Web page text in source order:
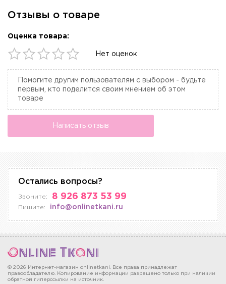
Отзывы о товаре
Оценка товара:
Нет оценок
Помогите другим пользователям с выбором - будьте
первым, кто поделится своим мнением об этом
товаре
Написать отзыв
Остались вопросы?
Звоните: 8 926 873 53 99
Пишите: info@onlinetkani.ru
© 2026 Интернет-магазин onlinetkani. Все права принадлежат
правообладателю. Копирование информации разрешено только при наличии
обратной гиперссылки на источник.